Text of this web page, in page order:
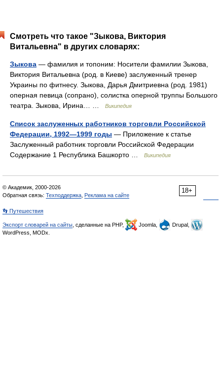
Смотреть что такое "Зыкова, Виктория
Витальевна" в других словарях:
Зыкова — фамилия и топоним: Носители фамилии Зыкова,
Виктория Витальевна (род. в Киеве) заслуженный тренер
Украины по фитнесу. Зыкова, Дарья Дмитриевна (род. 1981)
оперная певица (сопрано), солистка оперной труппы Большого
театра. Зыкова, Ирина… …
Википедия
Список заслуженных работников торговли Российской
Федерации, 1992—1999 годы — Приложение к статье
Заслуженный работник торговли Российской Федерации
Содержание 1 Республика Башкорто …
Википедия
18+
© Академик, 2000-2026
Обратная связь: Техподдержка Реклама на сайте
👣 Путешествия
Экспорт словарей на сайты , сделанные на PHP, Joomla,
Drupal,
WordPress, MODx.